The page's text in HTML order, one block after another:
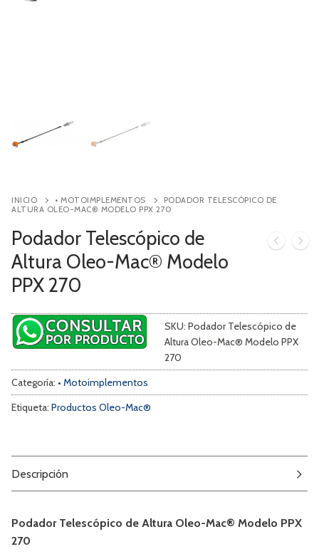
INICIO • MOTOIMPLEMENTOS
PODADOR TELESCÓPICO DE
ALTURA OLEO-MAC® MODELO PPX 270
Podador Telescópico de
Altura Oleo-Mac® Modelo
PPX 270
SKU: Podador Telescópico de
Altura Oleo-Mac® Modelo PPX
270
Categoría: • Motoimplementos
Etiqueta: Productos Oleo-Mac®
Descripción
Podador Telescópico de Altura Oleo-Mac® Modelo PPX
270